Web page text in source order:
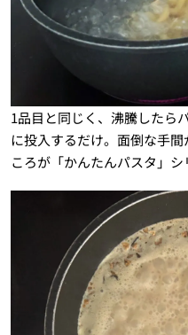
1品目と同じく、沸騰したら
に投入するだけ。面倒な手
ころが「かんたんパスタ」シ